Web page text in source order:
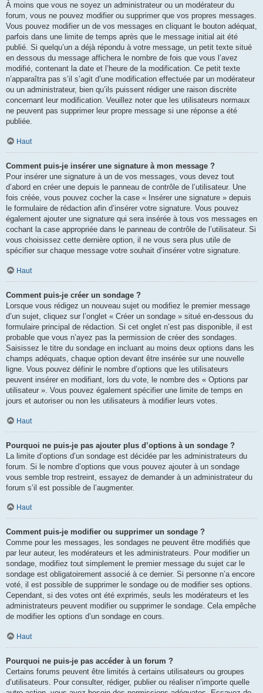
À moins que vous ne soyez un administrateur ou un modérateur du
forum, vous ne pouvez modifier ou supprimer que vos propres messages.
Vous pouvez modifier un de vos messages en cliquant le bouton adéquat,
parfois dans une limite de temps après que le message initial ait été
publié. Si quelqu’un a déjà répondu à votre message, un petit texte situé
en dessous du message affichera le nombre de fois que vous l’avez
modifié, contenant la date et l’heure de la modification. Ce petit texte
n’apparaîtra pas s’il s’agit d’une modification effectuée par un modérateur
ou un administrateur, bien qu’ils puissent rédiger une raison discrète
concernant leur modification. Veuillez noter que les utilisateurs normaux
ne peuvent pas supprimer leur propre message si une réponse a été
publiée.
Haut
Comment puis-je insérer une signature à mon message ?
Pour insérer une signature à un de vos messages, vous devez tout
d’abord en créer une depuis le panneau de contrôle de l’utilisateur. Une
fois créée, vous pouvez cocher la case « Insérer une signature » depuis
le formulaire de rédaction afin d’insérer votre signature. Vous pouvez
également ajouter une signature qui sera insérée à tous vos messages en
cochant la case appropriée dans le panneau de contrôle de l’utilisateur. Si
vous choisissez cette dernière option, il ne vous sera plus utile de
spécifier sur chaque message votre souhait d’insérer votre signature.
Haut
Comment puis-je créer un sondage ?
Lorsque vous rédigez un nouveau sujet ou modifiez le premier message
d’un sujet, cliquez sur l’onglet « Créer un sondage » situé en-dessous du
formulaire principal de rédaction. Si cet onglet n’est pas disponible, il est
probable que vous n’ayez pas la permission de créer des sondages.
Saisissez le titre du sondage en incluant au moins deux options dans les
champs adéquats, chaque option devant être insérée sur une nouvelle
ligne. Vous pouvez définir le nombre d’options que les utilisateurs
peuvent insérer en modifiant, lors du vote, le nombre des « Options par
utilisateur ». Vous pouvez également spécifier une limite de temps en
jours et autoriser ou non les utilisateurs à modifier leurs votes.
Haut
Pourquoi ne puis-je pas ajouter plus d’options à un sondage ?
La limite d’options d’un sondage est décidée par les administrateurs du
forum. Si le nombre d’options que vous pouvez ajouter à un sondage
vous semble trop restreint, essayez de demander à un administrateur du
forum s’il est possible de l’augmenter.
Haut
Comment puis-je modifier ou supprimer un sondage ?
Comme pour les messages, les sondages ne peuvent être modifiés que
par leur auteur, les modérateurs et les administrateurs. Pour modifier un
sondage, modifiez tout simplement le premier message du sujet car le
sondage est obligatoirement associé à ce dernier. Si personne n’a encore
voté, il est possible de supprimer le sondage ou de modifier ses options.
Cependant, si des votes ont été exprimés, seuls les modérateurs et les
administrateurs peuvent modifier ou supprimer le sondage. Cela empêche
de modifier les options d’un sondage en cours.
Haut
Pourquoi ne puis-je pas accéder à un forum ?
Certains forums peuvent être limités à certains utilisateurs ou groupes
d’utilisateurs. Pour consulter, rédiger, publier ou réaliser n’importe quelle